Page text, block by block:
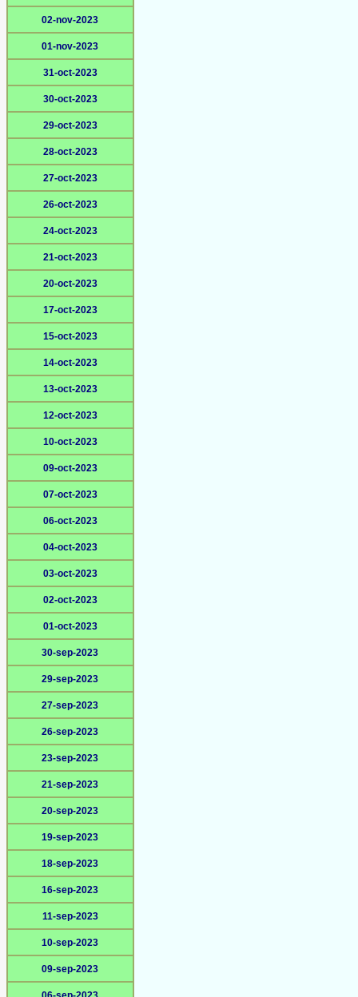
02-nov-2023
01-nov-2023
31-oct-2023
30-oct-2023
29-oct-2023
28-oct-2023
27-oct-2023
26-oct-2023
24-oct-2023
21-oct-2023
20-oct-2023
17-oct-2023
15-oct-2023
14-oct-2023
13-oct-2023
12-oct-2023
10-oct-2023
09-oct-2023
07-oct-2023
06-oct-2023
04-oct-2023
03-oct-2023
02-oct-2023
01-oct-2023
30-sep-2023
29-sep-2023
27-sep-2023
26-sep-2023
23-sep-2023
21-sep-2023
20-sep-2023
19-sep-2023
18-sep-2023
16-sep-2023
11-sep-2023
10-sep-2023
09-sep-2023